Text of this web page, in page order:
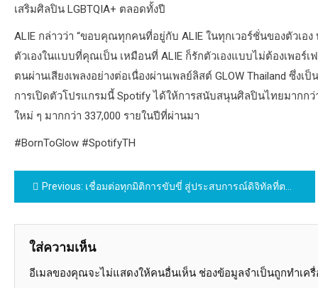
เสริมศิลปิน LGBTQIA+ ตลอดทั้งปี
ALIE กล่าวว่า “ขอบคุณทุกคนที่อยู่กับ ALIE ในทุกเวอร์ชั่นของตัวเ
ตัวเองในแบบที่คุณเป็น เหมือนที่ ALIE ก็รักตัวเองแบบไม่ต้องเพอร์
ตนผ่านเสียงเพลงอย่างต่อเนื่องผ่านเพลย์ลิสต์ GLOW Thailand ซึ่
การเปิดตัวโปรแกรมนี้ Spotify ได้ให้การสนับสนุนศิลปินไทยมากก
ใหม่ ๆ มากกว่า 337,000 รายในปีที่ผ่านมา
#BornToGlow #SpotifyTH
แนะแนว
เรื่อง
Previous: เชื่อมต่อทุกมิติการขับขี่ สู่ประสบการณ์ดิจิทัลที่ตอบโจทย์ทุกการเดินทาง จากบีเอ็มดับเบิลยู และมินิ
ใส่ความเห็น
อีเมลของคุณจะไม่แสดงให้คนอื่นเห็น ช่องข้อมูลจำเป็นถูกทำเค